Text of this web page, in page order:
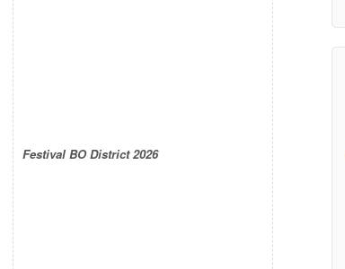
Festival BO District 2026